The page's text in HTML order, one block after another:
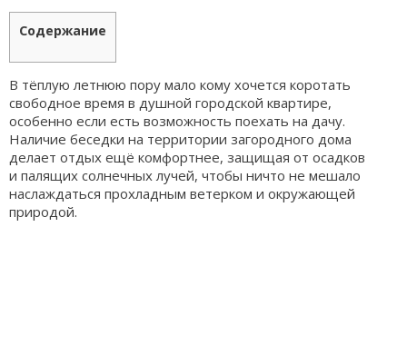
Содержание
В тёплую летнюю пору мало кому хочется коротать
свободное время в душной городской квартире,
особенно если есть возможность поехать на дачу.
Наличие беседки на территории загородного дома
делает отдых ещё комфортнее, защищая от осадков
и палящих солнечных лучей, чтобы ничто не мешало
наслаждаться прохладным ветерком и окружающей
природой.